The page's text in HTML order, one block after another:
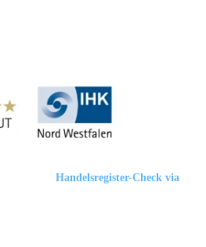
Handelsregister-Check via